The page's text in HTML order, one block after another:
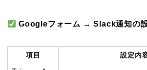
Googleフォーム → Slack通知の
項目 設定内